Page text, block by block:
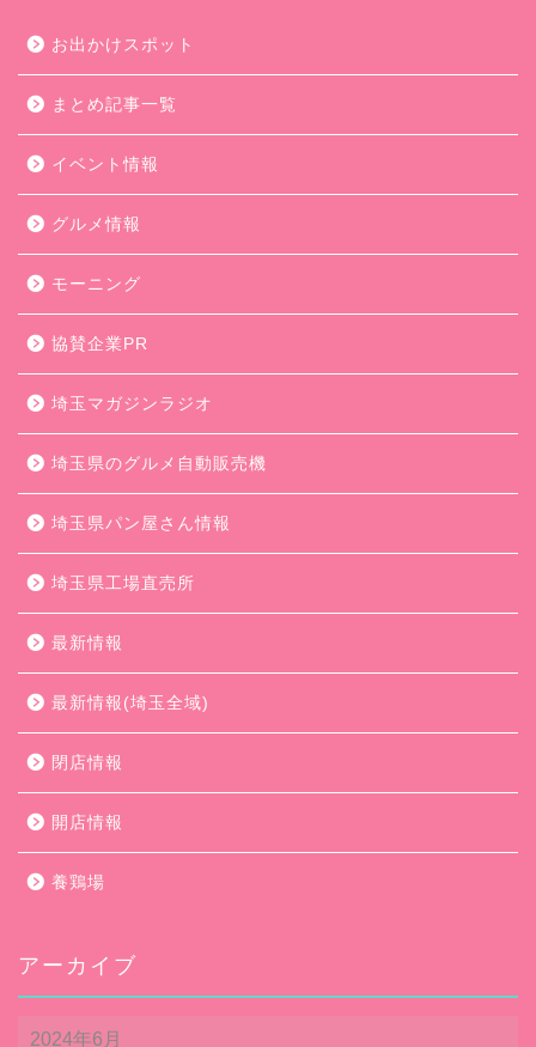
お出かけスポット
まとめ記事一覧
イベント情報
グルメ情報
モーニング
協賛企業PR
埼玉マガジンラジオ
埼玉県のグルメ自動販売機
埼玉県パン屋さん情報
埼玉県工場直売所
最新情報
最新情報(埼玉全域)
閉店情報
開店情報
養鶏場
アーカイブ